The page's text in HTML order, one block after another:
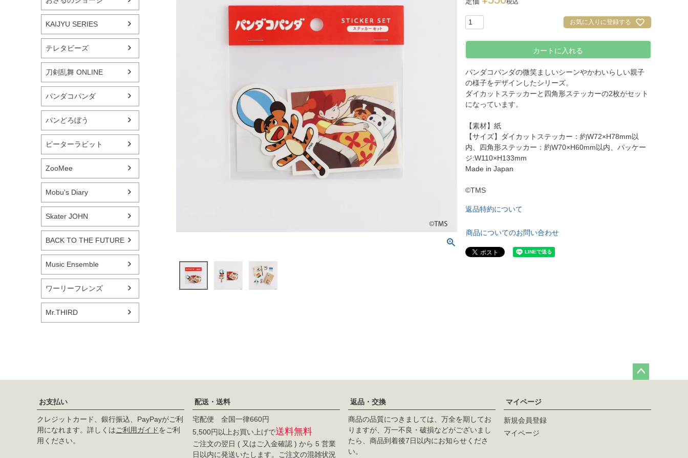
KAIJYU SERIES
テレタビーズ
刀剣乱舞 ONLINE
パンダコパンダ
パンどろぼう
ピーターラビット
ZooMee
Mobu's Diary
Skater JOHN
BACK TO THE FUTURE
Music Ensemble
ワーリーフレンズ
Mr.THIRD
お気に入りに登録する
カートに入れる
パンダコパンダの微笑ましいシーンやかわいらしい親子
の様子をデザインしたシリーズ。
ダイカットステッカーと四角形ステッカーの2枚がセット
になっています。
【素材】紙
【サイズ】ダイカットステッカー：約W72×H78mm以
内、四角形ステッカー：約W70×H60mm以内、パッケー
ジ:W110×H133mm
Made in Japan
©TMS
返品特約について
商品についてのお問い合わせ
お支払い
クレジットカード、銀行振込、PayPayがご利
用になれます。詳しくはご利用ガイドをご利
用ください。
配送・送料
宅配便 全国一律660円
5,500円以上お買い上げで送料無料
ご注文の翌日 ( 又はご入金確認 ) から 5 営業
日以内に発送いたします。ご注文の混雑状況
返品・交換
商品の品質につきましては、万全を期してお
りますが、万一不良・破損などがございまし
たら、商品到着後7日以内にお知らせくださ
い。
マイページ
新規会員登録
マイページ